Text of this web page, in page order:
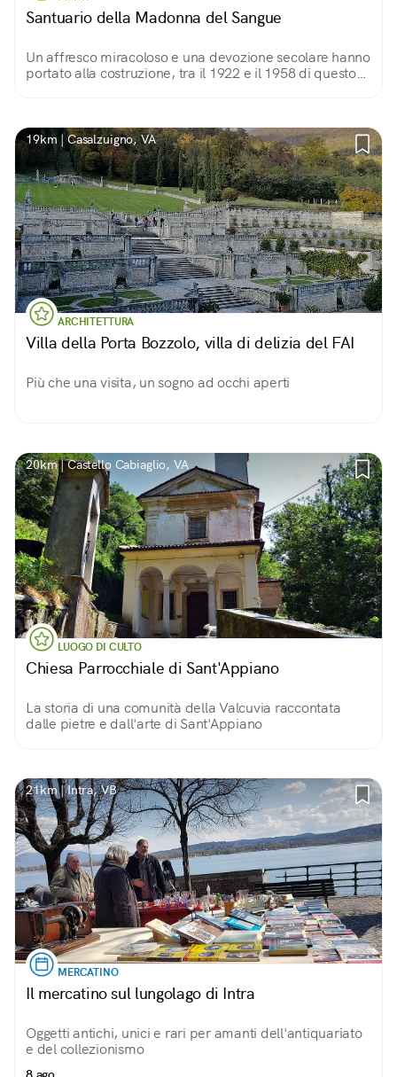
Santuario della Madonna del Sangue
Un affresco miracoloso e una devozione secolare hanno
portato alla costruzione, tra il 1922 e il 1958 di questo
19km | Casalzuigno, VA
ARCHITETTURA
Villa della Porta Bozzolo, villa di delizia del FAI
Più che una visita, un sogno ad occhi aperti
20km | Castello Cabiaglio, VA
LUOGO DI CULTO
Chiesa Parrocchiale di Sant'Appiano
La storia di una comunità della Valcuvia raccontata
dalle pietre e dall'arte di Sant'Appiano
21km | Intra, VB
MERCATINO
Il mercatino sul lungolago di Intra
Oggetti antichi, unici e rari per amanti dell'antiquariato
e del collezionismo